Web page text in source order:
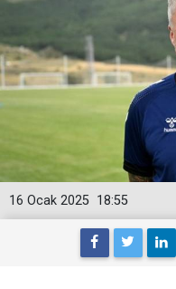
18:55
16 Ocak 2025